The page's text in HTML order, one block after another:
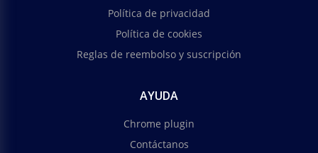
Política de privacidad
Política de cookies
Reglas de reembolso y suscripción
AYUDA
Chrome plugin
Contáctanos